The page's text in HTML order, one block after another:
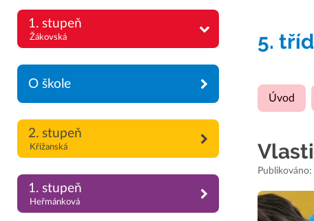
1. stupeň
Žákovská
O škole
2. stupeň
Křížanská
1. stupeň
Heřmánková
5.
Úvod